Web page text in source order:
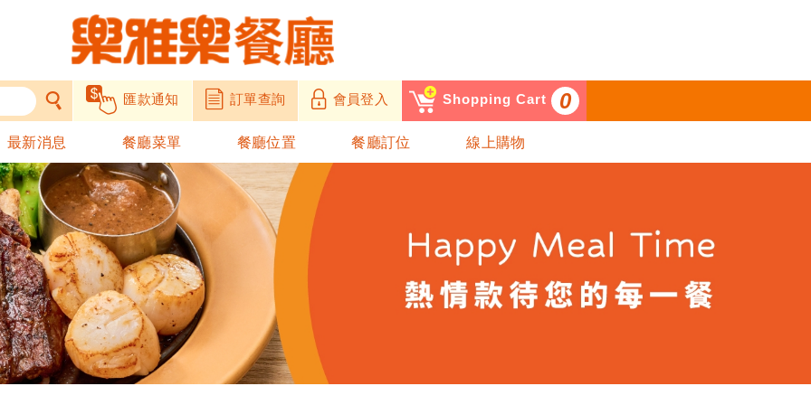
匯款通知 訂單查詢 會員登入 Shopping Cart 0
最新消息 餐廳菜單 餐廳位置 餐廳訂位 線上購物